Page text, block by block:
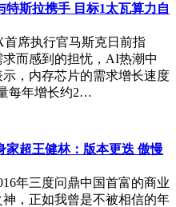
池商业化落地带来技术革命
入收获期。先导智能
446.6%，正是受益于固态电
洲、东南亚等地建立完整产
企业的海外本土化产能将逐
格波动、欧美贸易壁垒升
存在。如何在复杂国际环境
创新与成本控制，将成为企
不是终点，而是中国锂电产
。
特斯拉携手 目标1太瓦算力自
首席执行官马斯克日前指
而感到的担忧，AI热潮中
，内存芯片的需求增长速度
每年增长约2…
家超王健林：版本更迭 傲慢
年三度问鼎中国首富的商业
，正如我曾是不被相信的年